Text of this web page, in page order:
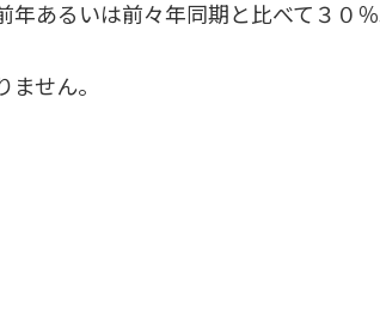
あるいは前々年同期と比べて３０
せん。